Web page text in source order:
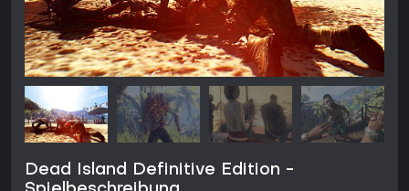
Dead Island Definitive Edition -